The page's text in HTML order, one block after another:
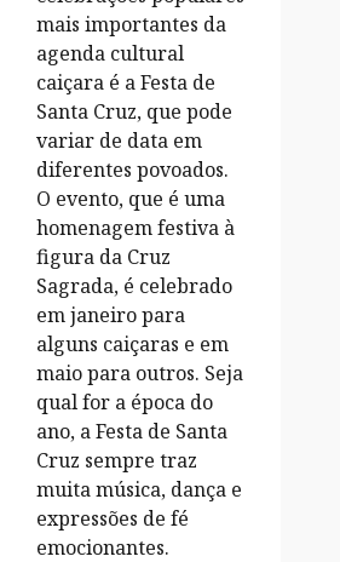
mais importantes da
agenda cultural
caiçara é a Festa de
Santa Cruz, que pode
variar de data em
diferentes povoados.
O evento, que é uma
homenagem festiva à
figura da Cruz
Sagrada, é celebrado
em janeiro para
alguns caiçaras e em
maio para outros. Seja
qual for a época do
ano, a Festa de Santa
Cruz sempre traz
muita música, dança e
expressões de fé
emocionantes.